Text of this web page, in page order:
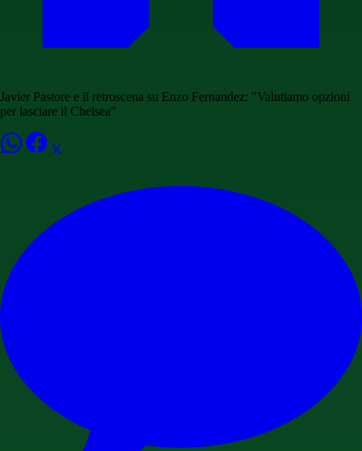
Javier Pastore e il retroscena su Enzo Fernandez: "Valutiamo opzioni
per lasciare il Chelsea"